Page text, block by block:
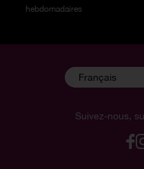
hebdomadaires
Suivez-nous,
Français